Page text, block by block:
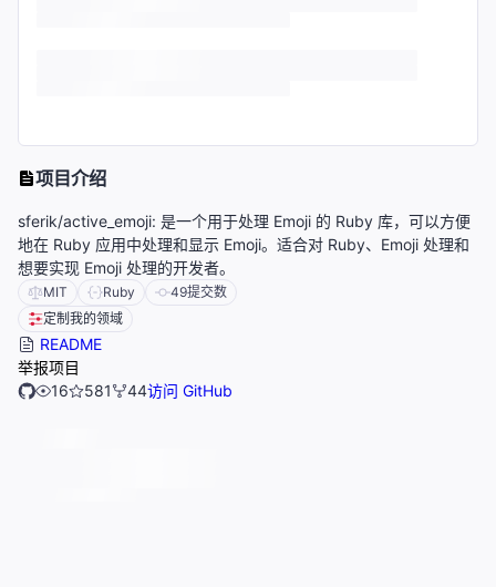
项目介绍
sferik/active_emoji: 是一个用于处理 Emoji 的 Ruby 库，可以方便
地在 Ruby 应用中处理和显示 Emoji。适合对 Ruby、Emoji 处理和
想要实现 Emoji 处理的开发者。
MIT Ruby 49提交数
定制我的领域
README
举报项目
16
581 44访问 GitHub